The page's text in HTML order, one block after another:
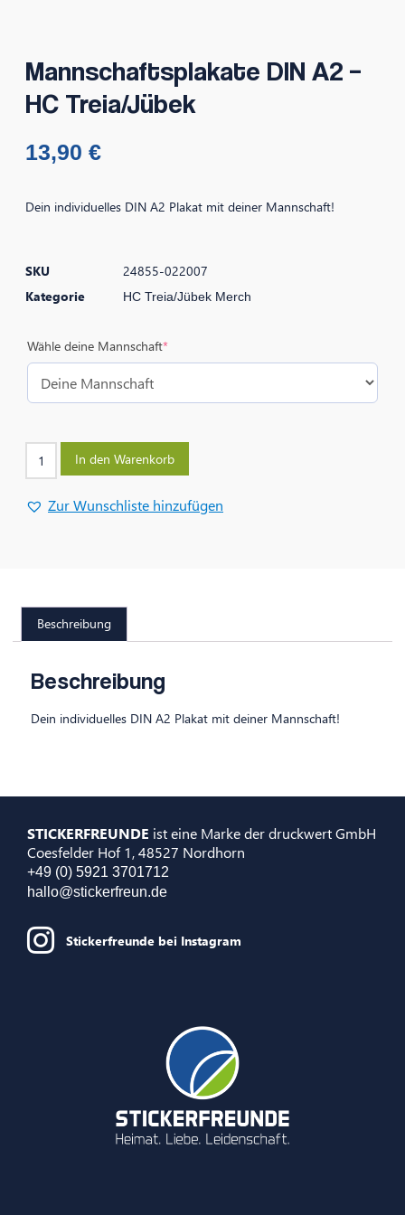
Mannschaftsplakate DIN A2 –
HC Treia/Jübek
13,90 €
Dein individuelles DIN A2 Plakat mit deiner Mannschaft!
SKU
24855-022007
Kategorie
HC Treia/Jübek Merch
Wähle deine Mannschaft*
In den Warenkorb
Zur Wunschliste hinzufügen
Beschreibung
Beschreibung
Dein individuelles DIN A2 Plakat mit deiner Mannschaft!
STICKERFREUNDE ist eine Marke der druckwert GmbH
Coesfelder Hof 1, 48527 Nordhorn
+49 (0) 5921 3701712
hallo@stickerfreun.de
Stickerfreunde bei Instagram